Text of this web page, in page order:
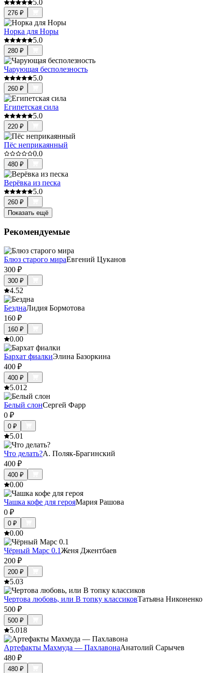
5.0
276 ₽
Норка для Норы
5.0
280 ₽
Чарующая бесполезность
5.0
260 ₽
Египетская сила
5.0
220 ₽
Пёс неприкаянный
0.0
480 ₽
Верёвка из песка
5.0
260 ₽
Показать ещё
Рекомендуемые
Блюз старого мираЕвгений Цуканов
300 ₽
300 ₽
4.52
БезднаЛидия Бормотова
160 ₽
160 ₽
0.00
Бархат фиалкиЭлина Базоркина
400 ₽
400 ₽
5.012
Белый слонСергей Фарр
0 ₽
0 ₽
5.01
Что делать?А. Поляк-Брагинский
400 ₽
400 ₽
0.00
Чашка кофе для герояМария Рашова
0 ₽
0 ₽
0.00
Чёрный Марс 0.1Женя Джентбаев
200 ₽
200 ₽
5.03
Чертова любовь, или В топку классиковТатьяна Никоненко
500 ₽
500 ₽
5.018
Артефакты Махмуда — ПахлавонаАнатолий Cарычев
480 ₽
480 ₽